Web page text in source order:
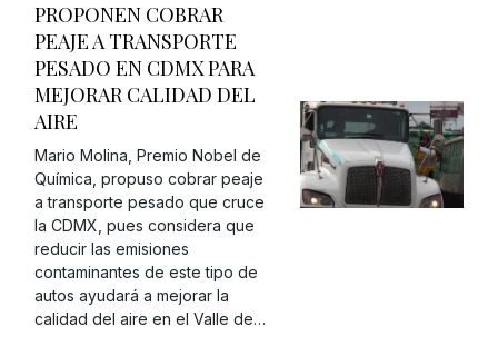
PROPONEN COBRAR
PEAJE A TRANSPORTE
PESADO EN CDMX PARA
MEJORAR CALIDAD DEL
AIRE
Mario Molina, Premio Nobel de
Química, propuso cobrar peaje
a transporte pesado que cruce
la CDMX, pues considera que
reducir las emisiones
contaminantes de este tipo de
autos ayudará a mejorar la
calidad del aire en el Valle de…